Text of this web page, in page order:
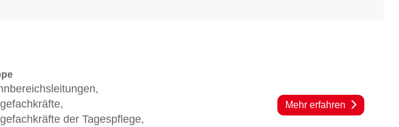
der Tagespflege,
Mehr erfahren